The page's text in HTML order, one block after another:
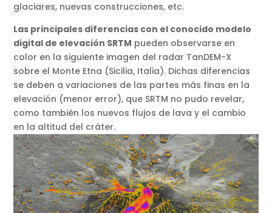
glaciares, nuevas construcciones, etc.
Las principales diferencias con el conocido modelo
digital de elevación SRTM pueden observarse en
color en la siguiente imagen del radar TanDEM-X
sobre el Monte Etna (Sicilia, Italia). Dichas diferencias
se deben a variaciones de las partes más finas en la
elevación (menor error), que SRTM no pudo revelar,
como también los nuevos flujos de lava y el cambio
en la altitud del cráter.